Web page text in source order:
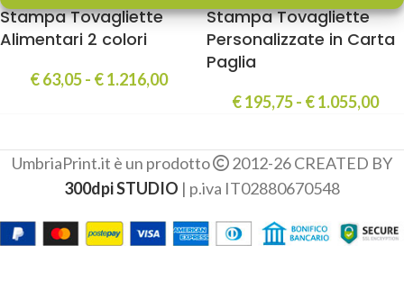
Stampa Tovagliette
Alimentari 2 colori
€63,05- €1.216,00
Stampa Tovagliette
Personalizzate in Carta
Paglia
€195,75- €1.055,00
UmbriaPrint.it è un prodotto
2012-26 CREATED BY
300dpi STUDIO | p.iva IT02880670548